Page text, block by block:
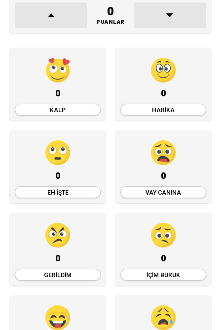
0
PUANLAR
0
KALP
0
HARIKA
0
EH İŞTE
0
VAY CANINA
0
GERILDIM
0
İÇIM BURUK